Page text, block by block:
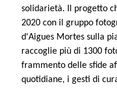
solidarietà. Il progetto
2020 con il gruppo
d'Aigues Mortes sulla
raccoglie più di 1300
frammento delle sfide
quotidiane, i gesti di